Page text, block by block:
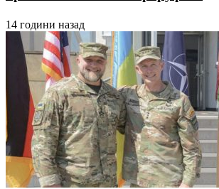
14 години назад